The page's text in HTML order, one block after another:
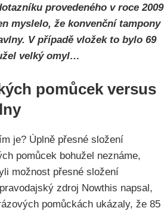
provedeného v roce 2009
myslelo, že konvenční tampony
V případě vložek to bylo 69
velký omyl…
pomůcek versus
je? Úplně přesné složení
pomůcek bohužel neznáme,
možnost přesné složení
zdroj Nowthis napsal,
pomůckách ukázaly, že 85